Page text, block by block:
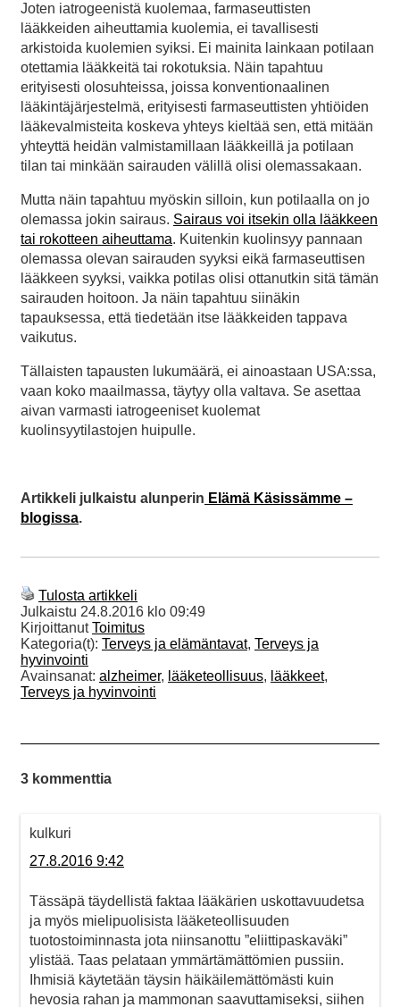
Joten iatrogeenistä kuolemaa, farmaseuttisten
lääkkeiden aiheuttamia kuolemia, ei tavallisesti
arkistoida kuolemien syiksi. Ei mainita lainkaan potilaan
otettamia lääkkeitä tai rokotuksia. Näin tapahtuu
erityisesti olosuhteissa, joissa konventionaalinen
lääkintäjärjestelmä, erityisesti farmaseuttisten yhtiöiden
lääkevalmisteita koskeva yhteys kieltää sen, että mitään
yhteyttä heidän valmistamillaan lääkkeillä ja potilaan
tilan tai minkään sairauden välillä olisi olemassakaan.
Mutta näin tapahtuu myöskin silloin, kun potilaalla on jo
olemassa jokin sairaus. Sairaus voi itsekin olla lääkkeen
tai rokotteen aiheuttama. Kuitenkin kuolinsyy pannaan
olemassa olevan sairauden syyksi eikä farmaseuttisen
lääkkeen syyksi, vaikka potilas olisi ottanutkin sitä tämän
sairauden hoitoon. Ja näin tapahtuu siinäkin
tapauksessa, että tiedetään itse lääkkeiden tappava
vaikutus.
Tällaisten tapausten lukumäärä, ei ainoastaan USA:ssa,
vaan koko maailmassa, täytyy olla valtava. Se asettaa
aivan varmasti iatrogeeniset kuolemat
kuolinsyytilastojen huipulle.
Artikkeli julkaistu alunperin Elämä Käsissämme –
blogissa.
Tulosta artikkeli
Julkaistu 24.8.2016 klo 09:49
KirjoittanutToimitus
Kategoria(t): Terveys ja elämäntavat, Terveys ja
hyvinvointi
Avainsanat: alzheimer, lääketeollisuus, lääkkeet,
Terveys ja hyvinvointi
3 kommenttia
kulkuri
27.8.2016 9:42
Tässäpä täydellistä faktaa lääkärien uskottavuudetsa
ja myös mielipuolisista lääketeollisuuden
tuotostoiminnasta jota niinsanottu ”eliittipaskaväki”
ylistää. Taas pelataan ymmärtämättömien pussiin.
Ihmisiä käytetään täysin häikäilemättömästi kuin
hevosia rahan ja mammonan saavuttamiseksi, siihen